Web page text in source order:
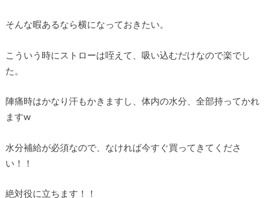
そんな暇あるなら横になっておきたい。
こういう時にストローは咥えて、吸い込むだけなので楽でし
た。
陣痛時はかなり汗もかきますし、体内の水分、全部持ってかれ
ますw
水分補給が必須なので、なければ今すぐ買ってきてくださ
い！！
絶対役に立ちます！！